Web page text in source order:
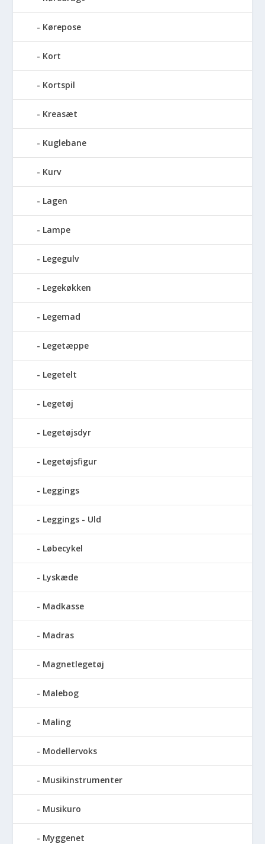
Kørepose
Kort
Kortspil
Kreasæt
Kuglebane
Kurv
Lagen
Lampe
Legegulv
Legekøkken
Legemad
Legetæppe
Legetelt
Legetøj
Legetøjsdyr
Legetøjsfigur
Leggings
Leggings - Uld
Løbecykel
Lyskæde
Madkasse
Madras
Magnetlegetøj
Malebog
Maling
Modellervoks
Musikinstrumenter
Musikuro
Myggenet